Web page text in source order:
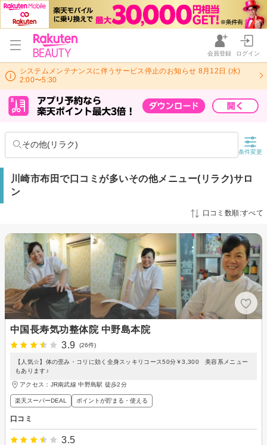
会員登録 ログイン
システムメンテナンスに伴うサービス停止のお知らせ 8月12日 (水)
2:00〜5:30
その他(リラク)
条件変更
川崎市布田で口コミが多いその他メニュー(リラク)サロ
ン
口コミ数順:すべて
中国長寿気功整体院 中野島本院
3.9
(26件)
【人気☆】体の歪み・コリに効く全身スッキリコース50分￥3,300 美容系メニュー
もあります♪
アクセス：JR南武線 中野島駅 徒歩2分
楽天スーパーDEAL ポイントが貯まる・使える
口コミ
3.5